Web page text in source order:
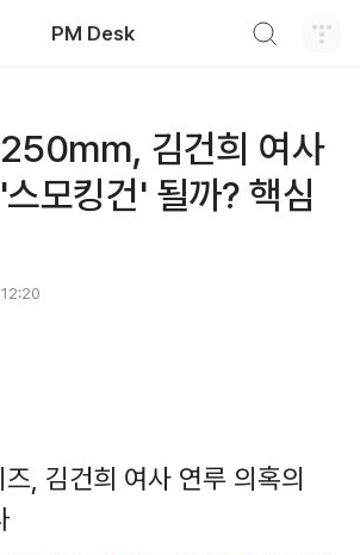
PM Desk
김건희 여사
모킹건' 될까? 핵심
, 김건희 여사 연루 의혹의